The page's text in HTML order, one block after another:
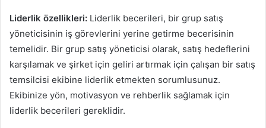
Liderlik özellikleri: Liderlik becerileri, bir grup satış
yöneticisinin iş görevlerini yerine getirme becerisinin
temelidir. Bir grup satış yöneticisi olarak, satış hedeflerini
karşılamak ve şirket için geliri artırmak için çalışan bir satış
temsilcisi ekibine liderlik etmekten sorumlusunuz.
Ekibinize yön, motivasyon ve rehberlik sağlamak için
liderlik becerileri gereklidir.